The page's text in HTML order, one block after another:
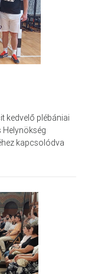
kedvelő plébániai
Helynökség
kapcsolódva